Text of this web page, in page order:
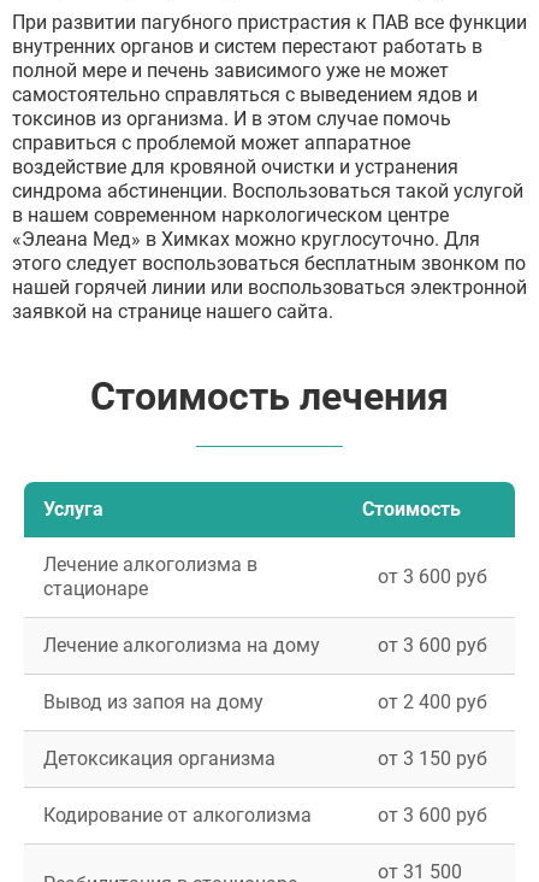
При развитии пагубного пристрастия к ПАВ все функции
внутренних органов и систем перестают работать в
полной мере и печень зависимого уже не может
самостоятельно справляться с выведением ядов и
токсинов из организма. И в этом случае помочь
справиться с проблемой может аппаратное
воздействие для кровяной очистки и устранения
синдрома абстиненции. Воспользоваться такой услугой
в нашем современном наркологическом центре
«Элеана Мед» в Химках можно круглосуточно. Для
этого следует воспользоваться бесплатным звонком по
нашей горячей линии или воспользоваться электронной
заявкой на странице нашего сайта.
Стоимость лечения
Услуга Стоимость
Лечение алкоголизма в
стационаре
от 3 600 руб
Лечение алкоголизма на дому от 3 600 руб
Вывод из запоя на дому от 2 400 руб
Детоксикация организма от 3 150 руб
Кодирование от алкоголизма от 3 600 руб
от 31 500